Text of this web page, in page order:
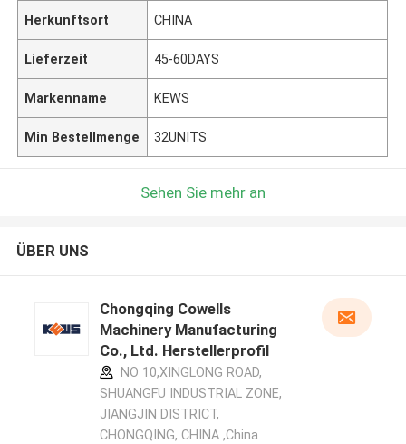
Herkunftsort CHINA
Lieferzeit 45-60DAYS
Markenname KEWS
Min Bestellmenge 32UNITS
Sehen Sie mehr an
ÜBER UNS
Chongqing Cowells
Machinery Manufacturing
Co., Ltd. Herstellerprofil
NO 10,XINGLONG ROAD,
SHUANGFU INDUSTRIAL ZONE,
JIANGJIN DISTRICT,
CHONGQING, CHINA ,China